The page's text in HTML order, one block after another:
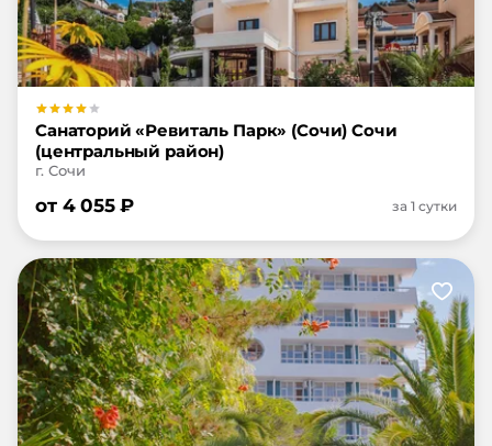
Санаторий «Ревиталь Парк» (Сочи) Сочи
(центральный район)
г. Сочи
от 4 055₽ за 1 сутки